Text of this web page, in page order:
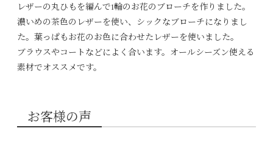
レザーの丸ひもを編んで1輪のお花のブローチを作りました。
濃いめの茶色のレザーを使い、シックなブローチになりまし
た。葉っぱもお花のお色に合わせたレザーを使いました。
ブラウスやコートなどによく合います。オールシーズン使える
素材でオススメです。
お客様の声